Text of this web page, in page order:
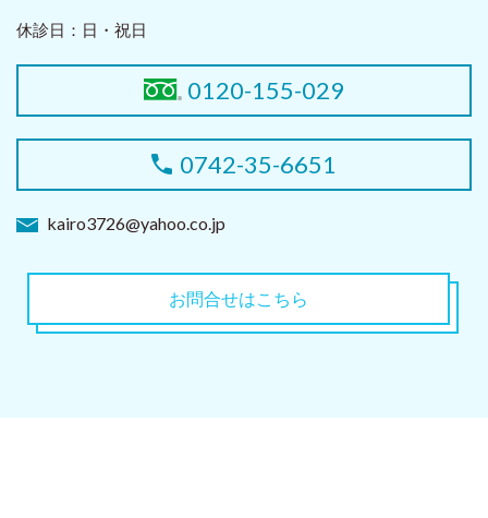
休診日： 日・祝日
0120-155-029
0742-35-6651
kairo3726@yahoo.co.jp
お問合せはこちら